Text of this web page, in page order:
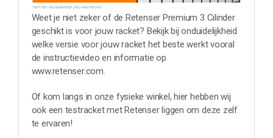
Weet je niet zeker of de Retenser Premium 3 Cilinder
geschikt is voor jouw racket? Bekijk bij onduidelijkheid
welke versie voor jouw racket het beste werkt vooral
de instructievideo en informatie op
www.retenser.com.
Of kom langs in onze fysieke winkel, hier hebben wij
ook een testracket met Retenser liggen om deze zelf
te ervaren!